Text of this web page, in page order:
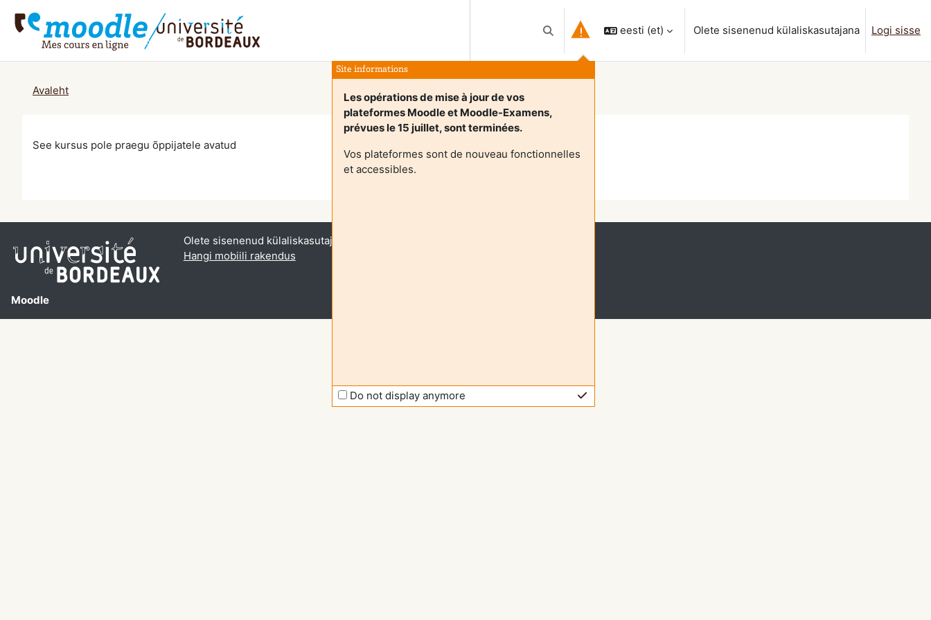
Lülitab otsingu sisendi
Site informations
Les opérations de mise à jour de vos
plateformes Moodle et Moodle-Examens,
prévues le 15 juillet, sont terminées.
Vos plateformes sont de nouveau fonctionnelles
et accessibles.
Do not display anymore
eesti ‎(et)‎ Olete sisenenud külaliskasutajana Logi sisse
Avaleht
See kursus pole praegu õppijatele avatud
Moodle
Olete sisenenud külaliskasutajana (
Hangi mobiili rakendus